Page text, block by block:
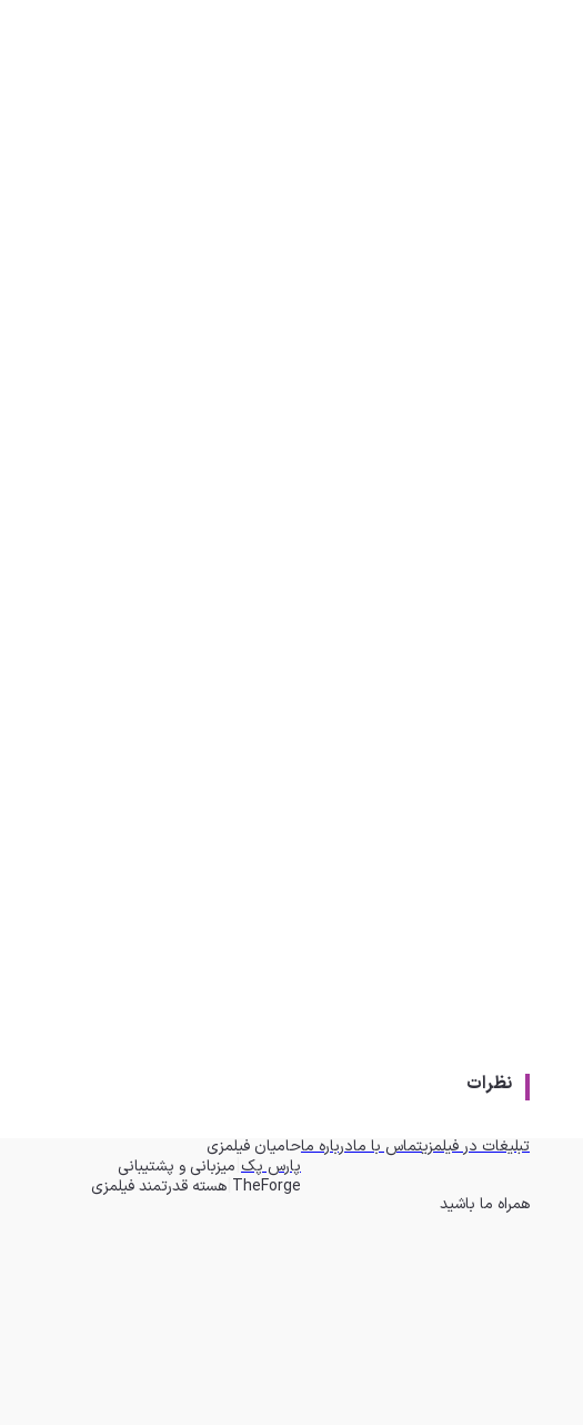
نظرات
تبلیغات در فیلمزیتماس با مادرباره ماحامیان فیلمزی
پارس پک میزبانی و پشتیبانی
TheForge هسته قدرتمند فیلمزی
همراه ما باشید